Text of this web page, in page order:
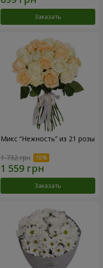
Заказать
Микс “Нежность” из 21 розы
1 732 грн
Заказать